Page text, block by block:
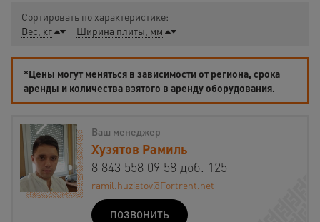
Сортировать по характеристике:
Вес, кг
Ширина плиты, мм
*Цены могут меняться в зависимости от региона, срока
аренды и количества взятого в аренду оборудования.
Ваш менеджер
Хузятов Рамиль
8 843 558 09 58 доб. 125
ramil.huziatov@Fortrent.net
ПОЗВОНИТЬ